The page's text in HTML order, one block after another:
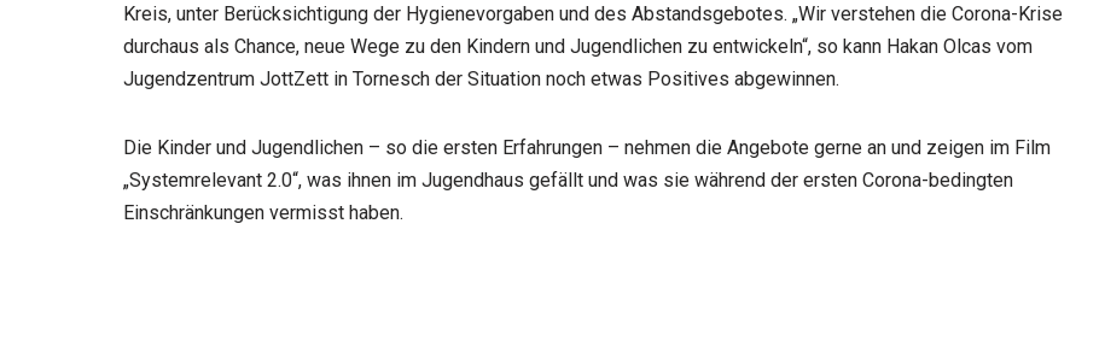
Kreis, unter Berücksichtigung der Hygienevorgaben und des Abstandsgebotes. „Wir verstehen die Corona-Krise
durchaus als Chance, neue Wege zu den Kindern und Jugendlichen zu entwickeln“, so kann Hakan Olcas vom
Jugendzentrum JottZett in Tornesch der Situation noch etwas Positives abgewinnen.
Die Kinder und Jugendlichen – so die ersten Erfahrungen – nehmen die Angebote gerne an und zeigen im Film
„Systemrelevant 2.0“, was ihnen im Jugendhaus gefällt und was sie während der ersten Corona-bedingten
Einschränkungen vermisst haben.